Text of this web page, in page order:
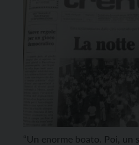
“Un enorme boato. Poi, un